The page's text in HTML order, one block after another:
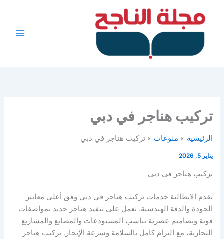
تركيب هناجر في دبي
الرئيسية منوعات تركيب هناجر في دبي
يناير 5, 2026
تركيب هناجر في دبي
تقدم الايطالية خدمات تركيب هناجر في دبي وفق أعلى معايير
الجودة والدقة الهندسية. نعمل على تنفيذ هناجر حديد بمواصفات
قوية وتصاميم عصرية تناسب المستودعات والمصانع والمشاريع
التجارية، مع التزام كامل بالسلامة وسرعة الإنجاز. تركيب هناجر